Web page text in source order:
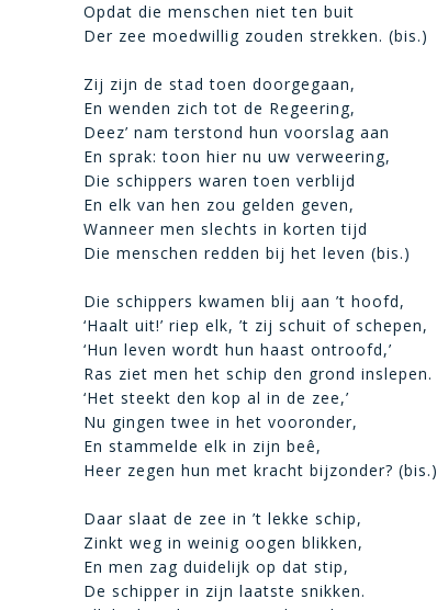
Opdat die menschen niet ten buit
Der zee moedwillig zouden strekken. (bis.)
Zij zijn de stad toen doorgegaan,
En wenden zich tot de Regeering,
Deez’ nam terstond hun voorslag aan
En sprak: toon hier nu uw verweering,
Die schippers waren toen verblijd
En elk van hen zou gelden geven,
Wanneer men slechts in korten tijd
Die menschen redden bij het leven (bis.)
Die schippers kwamen blij aan ’t hoofd,
‘Haalt uit!’ riep elk, ’t zij schuit of schepen,
‘Hun leven wordt hun haast ontroofd,’
Ras ziet men het schip den grond inslepen.
‘Het steekt den kop al in de zee,’
Nu gingen twee in het vooronder,
En stammelde elk in zijn beê,
Heer zegen hun met kracht bijzonder? (bis.)
Daar slaat de zee in ’t lekke schip,
Zinkt weg in weinig oogen blikken,
En men zag duidelijk op dat stip,
De schipper in zijn laatste snikken.